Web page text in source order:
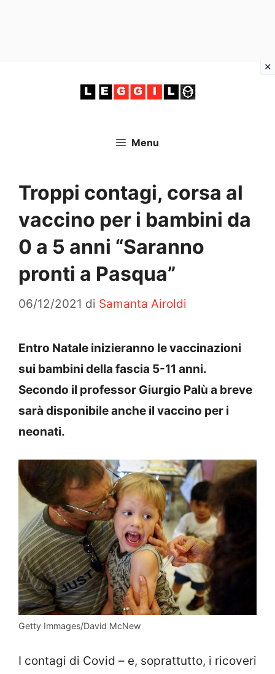
Menu
Troppi contagi, corsa al
vaccino per i bambini da
0 a 5 anni “Saranno
pronti a Pasqua”
06/12/2021 di Samanta Airoldi
Entro Natale inizieranno le vaccinazioni
sui bambini della fascia 5-11 anni.
Secondo il professor Giurgio Palù a breve
sarà disponibile anche il vaccino per i
neonati.
Getty Immages/David McNew
I contagi di Covid – e, soprattutto, i ricoveri